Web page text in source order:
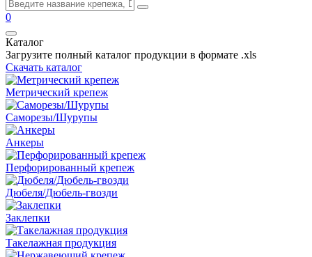
0
Каталог
Загрузите полный каталог продукции в формате .xls
Скачать каталог
Метрический крепеж
Саморезы/Шурупы
Анкеры
Перфорированный крепеж
Дюбеля/Дюбель-гвозди
Заклепки
Такелажная продукция